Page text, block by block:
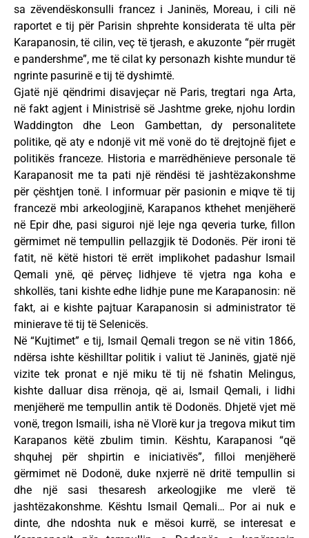
sa zëvendëskonsulli francez i Janinës, Moreau, i cili në
raportet e tij për Parisin shprehte konsiderata të ulta për
Karapanosin, të cilin, veç të tjerash, e akuzonte “për rrugët
e pandershme”, me të cilat ky personazh kishte mundur të
ngrinte pasurinë e tij të dyshimtë.
Gjatë një qëndrimi disavjeçar në Paris, tregtari nga Arta,
në fakt agjent i Ministrisë së Jashtme greke, njohu lordin
Waddington dhe Leon Gambettan, dy personalitete
politike, që aty e ndonjë vit më vonë do të drejtojnë fijet e
politikës franceze. Historia e marrëdhënieve personale të
Karapanosit me ta pati një rëndësi të jashtëzakonshme
për çështjen tonë. I informuar për pasionin e miqve të tij
francezë mbi arkeologjinë, Karapanos kthehet menjëherë
në Epir dhe, pasi siguroi një leje nga qeveria turke, fillon
gërmimet në tempullin pellazgjik të Dodonës. Për ironi të
fatit, në këtë histori të errët implikohet padashur Ismail
Qemali ynë, që përveç lidhjeve të vjetra nga koha e
shkollës, tani kishte edhe lidhje pune me Karapanosin: në
fakt, ai e kishte pajtuar Karapanosin si administrator të
minierave të tij të Selenicës.
Në “Kujtimet” e tij, Ismail Qemali tregon se në vitin 1866,
ndërsa ishte këshilltar politik i valiut të Janinës, gjatë një
vizite tek pronat e një miku të tij në fshatin Melingus,
kishte dalluar disa rrënoja, që ai, Ismail Qemali, i lidhi
menjëherë me tempullin antik të Dodonës. Dhjetë vjet më
vonë, tregon Ismaili, isha në Vlorë kur ja tregova mikut tim
Karapanos këtë zbulim timin. Kështu, Karapanosi “që
shquhej për shpirtin e iniciativës”, filloi menjëherë
gërmimet në Dodonë, duke nxjerrë në dritë tempullin si
dhe një sasi thesaresh arkeologjike me vlerë të
jashtëzakonshme. Kështu Ismail Qemali… Por ai nuk e
dinte, dhe ndoshta nuk e mësoi kurrë, se interesat e